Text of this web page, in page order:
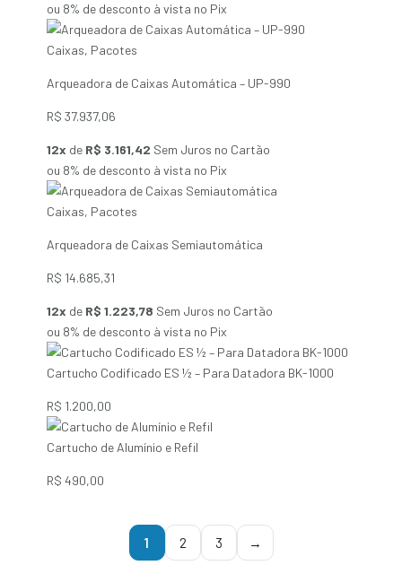
ou 8% de desconto à vista no Pix
Caixas, Pacotes
Arqueadora de Caixas Automática – UP-990
R$ 37.937,06
12x de R$ 3.161,42 Sem Juros no Cartão
ou 8% de desconto à vista no Pix
Caixas, Pacotes
Arqueadora de Caixas Semiautomática
R$ 14.685,31
12x de R$ 1.223,78 Sem Juros no Cartão
ou 8% de desconto à vista no Pix
Cartucho Codificado ES ½ – Para Datadora BK-1000
R$ 1.200,00
Cartucho de Alumínio e Refil
R$ 490,00
1 2 3 →